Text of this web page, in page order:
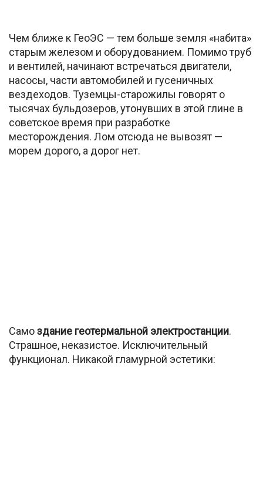
Чем ближе к ГеоЭС — тем больше земля «набита»
старым железом и оборудованием. Помимо труб
и вентилей, начинают встречаться двигатели,
насосы, части автомобилей и гусеничных
вездеходов. Туземцы-старожилы говорят о
тысячах бульдозеров, утонувших в этой глине в
советское время при разработке
месторождения. Лом отсюда не вывозят —
морем дорого, а дорог нет.
Самоздание геотермальной электростанции.
Страшное, неказистое. Исключительный
функционал. Никакой гламурной эстетики: